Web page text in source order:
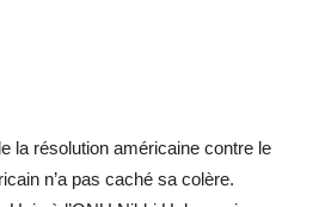
la résolution américaine contre le
n’a pas caché sa colère.